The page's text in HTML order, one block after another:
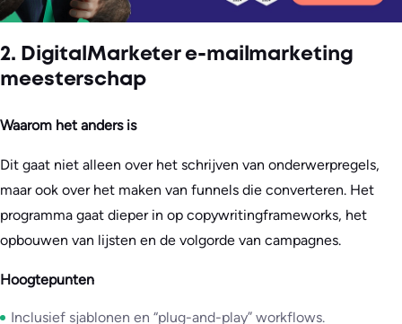
2. DigitalMarketer e-mailmarketing
meesterschap
Waarom het anders is
Dit gaat niet alleen over het schrijven van onderwerpregels,
maar ook over het maken van funnels die converteren. Het
programma gaat dieper in op copywritingframeworks, het
opbouwen van lijsten en de volgorde van campagnes.
Hoogtepunten
Inclusief sjablonen en “plug-and-play” workflows.